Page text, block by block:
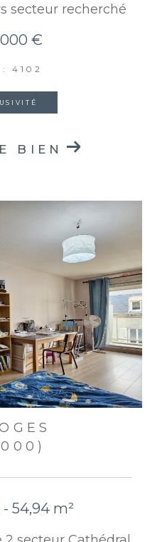
secteur recherché
000 €
: 4102
BIEN
54,94 m²